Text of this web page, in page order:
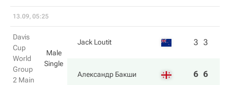
13.09, 05:25
Davis
Cup
World
Group
2 Main
Male
Single
Jack Loutit 3 3
Александр Бакши 6 6